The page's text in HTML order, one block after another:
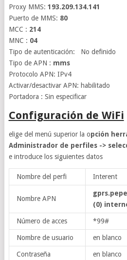
Proxy MMS: 193.209.134.141
Puerto de MMS: 80
MCC : 214
MNC : 04
Tipo de autenticación: No definido
Tipo de APN : mms
Protocolo APN: IPv4
Activar/desactivar APN: habilitado
Portadora : Sin especificar
Configuración de WiFi
elige del menú superior la opción
Administrador de perfiles ->
e introduce los siguientes datos
Nombre del perfi Interent
Nombre APN
(0)
Número de acces *99#
Nombre de usuario en blanco
Contraseña en blanco